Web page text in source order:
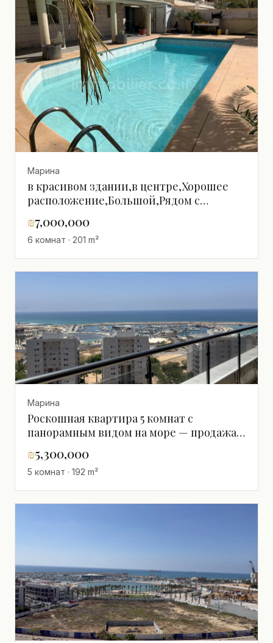
Марина
в красивом здании,в центре,Хорошее
расположение,Большой,Рядом с
сад
₪7,000,000
6 комнат · 201 m²
Марина
Роскошная квартира 5 комнат с
панорамным видом на море — продажа в
₪5,300,000
5 комнат · 192 m²